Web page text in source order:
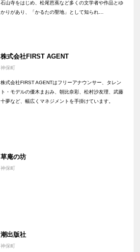
石山寺をはじめ、松尾芭蕉など多くの文学者や作品とゆ
かりがあり、「かるたの聖地」として知られ…
株式会社FIRST AGENT
神保町
株式会社FIRST AGENTはフリーアナウンサー、タレン
ト・モデルの優木まおみ、朝比奈彩、松村沙友理、武藤
十夢など、幅広くマネジメントを手掛けています。
草庵の坊
神保町
潮出版社
神保町